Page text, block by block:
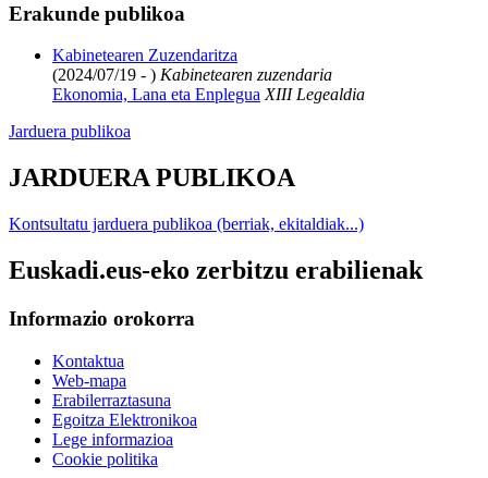
Erakunde publikoa
Kabinetearen Zuzendaritza
(2024/07/19 - ) Kabinetearen zuzendaria
Ekonomia, Lana eta Enplegua XIII Legealdia
Jarduera publikoa
JARDUERA PUBLIKOA
Kontsultatu jarduera publikoa (berriak, ekitaldiak...)
Euskadi.eus-eko zerbitzu erabilienak
Informazio orokorra
Kontaktua
Web-mapa
Erabilerraztasuna
Egoitza Elektronikoa
Lege informazioa
Cookie politika